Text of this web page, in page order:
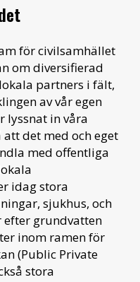
för civilsamhället
om diversifierad
partners i fält,
av vår egen
lyssnat in våra
att det med och eget
med offentliga
idag stora
sjukhus, och
efter grundvatten
inom ramen för
(Public Private
stora